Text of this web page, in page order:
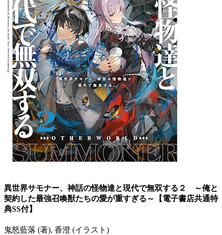
異世界サモナー、神話の怪物達と現代で無双する２ ～俺と
契約した最強召喚獣たちの愛が重すぎる～【電子書店共通特
典SS付】
鬼怒藍落 (著), 香澄 (イラスト)